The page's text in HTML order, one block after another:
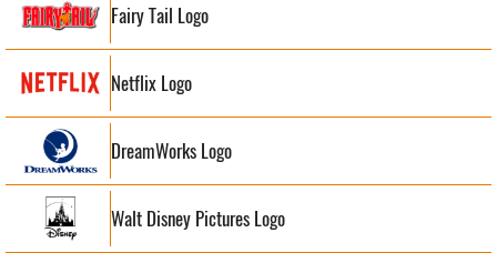
Fairy Tail Logo
Netflix Logo
DreamWorks Logo
Walt Disney Pictures Logo